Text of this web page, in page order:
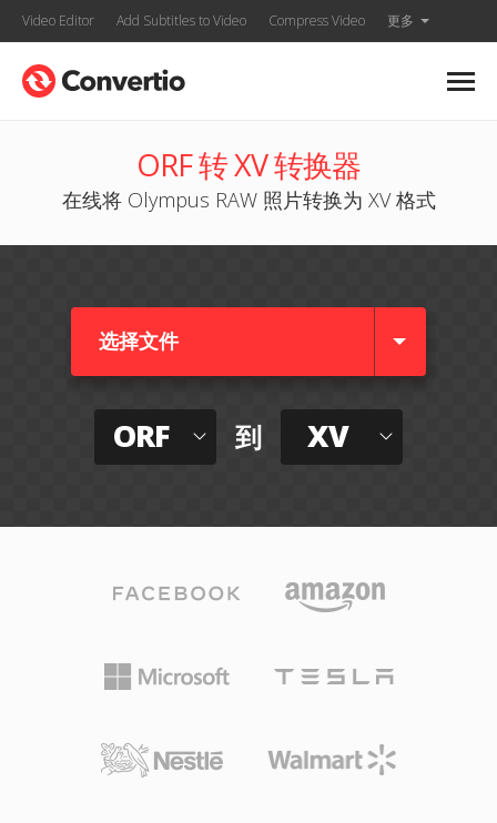
Video Editor Add Subtitles to Video Compress Video 更多
ORF 转 XV 转换器
在线将 Olympus RAW 照片转换为 XV 格式
选择文件
ORF 到 XV